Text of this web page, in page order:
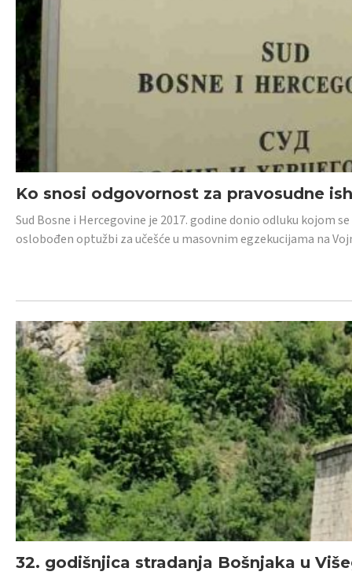
Ko snosi odgovornost za pravosudne
Sud Bosne i Hercegovine je 2017. godine donio odluku kojom
oslobođen optužbi za učešće u masovnim egzekucijama na
32. godišnjica stradanja Bošnjaka u